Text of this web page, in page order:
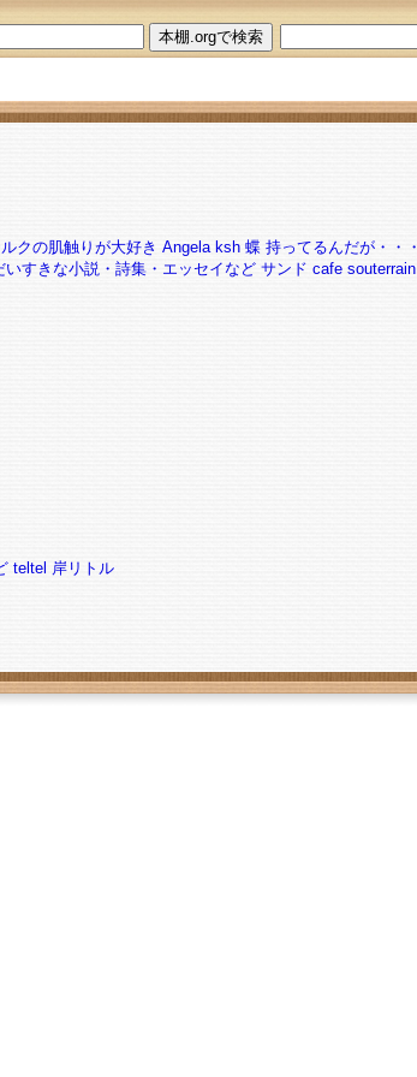
クの肌触りが大好き Angela ksh 蝶 持ってるんだが・・・
いすきな小説・詩集・エッセイなど サンド cafe souterrain
teltel 岸リトル